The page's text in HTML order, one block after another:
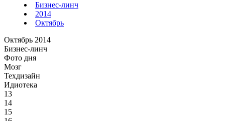
Бизнес-линч
2014
Октябрь
Октябрь 2014
Бизнес-линч
Фото дня
Мозг
Техдизайн
Идиотека
13
14
15